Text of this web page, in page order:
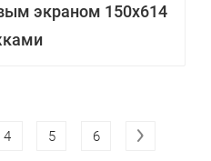
экраном 150х614
4 5 6